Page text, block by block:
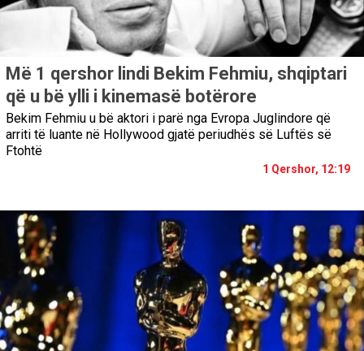
Më 1 qershor lindi Bekim Fehmiu, shqiptari
që u bë ylli i kinemasë botërore
Bekim Fehmiu u bë aktori i parë nga Evropa Juglindore që
arriti të luante në Hollywood gjatë periudhës së Luftës së
Ftohtë
1 Qershor, 12:19